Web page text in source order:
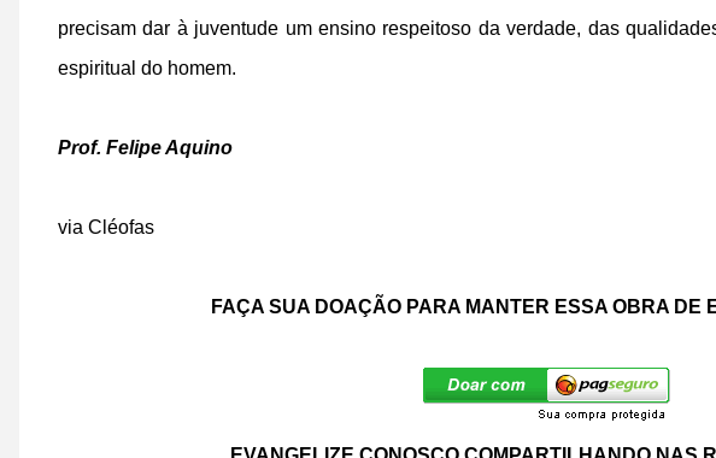
precisam dar à juventude um ensino respeitoso da verdade, das
espiritual do homem.
Prof. Felipe Aquino
via Cléofas
FAÇA SUA DOAÇÃO PARA MANTER ESSA OBRA DE